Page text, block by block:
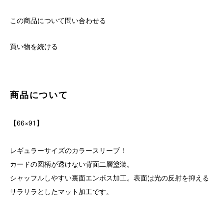
この商品について問い合わせる
買い物を続ける
商品について
【66×91】
レギュラーサイズのカラースリーブ！
カードの図柄が透けない背面二層塗装。
シャッフルしやすい裏面エンボス加工。表面は光の反射を抑える
サラサラとしたマット加工です。